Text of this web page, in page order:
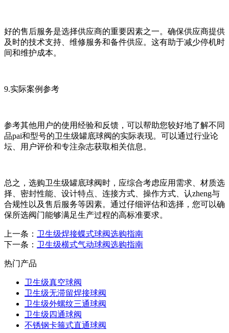
好的售后服务是选择供应商的重要因素之一。确保供应商提供
及时的技术支持、维修服务和备件供应。这有助于减少停机时
间和维护成本。
9.实际案例参考
参考其他用户的使用经验和反馈，可以帮助您较好地了解不同
品pai和型号的卫生级罐底球阀的实际表现。可以通过行业论
坛、用户评价和专注杂志获取相关信息。
总之，选购卫生级罐底球阀时，应综合考虑应用需求、材质选
择、密封性能、设计特点、连接方式、操作方式、认zheng与
合规性以及售后服务等因素。通过仔细评估和选择，您可以确
保所选阀门能够满足生产过程的高标准要求。
上一条： 卫生级焊接蝶式球阀选购指南
下一条： 卫生级横式气动球阀选购指南
热门产品
卫生级真空球阀
卫生级无滞留焊接球阀
卫生级外螺纹三通球阀
卫生级四通球阀
不锈钢卡箍式直通球阀